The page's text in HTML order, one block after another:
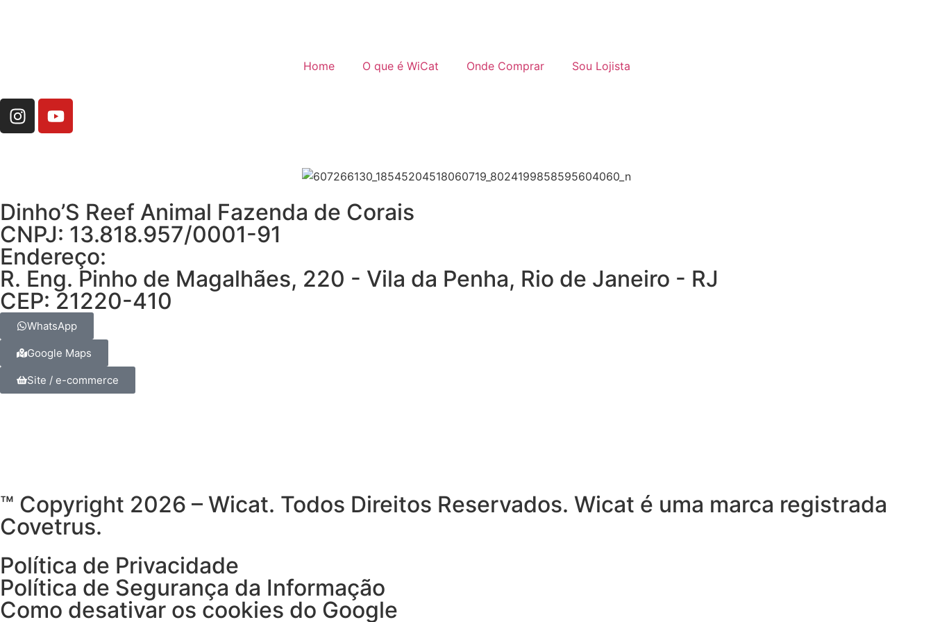
Home O que é WiCat Onde Comprar Sou Lojista
Dinho’S Reef Animal Fazenda de Corais
CNPJ: 13.818.957/0001-91
Endereço:
R. Eng. Pinho de Magalhães, 220 - Vila da Penha, Rio de Janeiro - RJ
CEP: 21220-410
WhatsApp
Google Maps
Site / e-commerce
™ Copyright 2026 – Wicat. Todos Direitos Reservados. Wicat é uma marca registrada
Covetrus.
Política de Privacidade
Política de Segurança da Informação
Como desativar os cookies do Google